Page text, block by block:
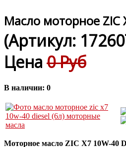
Масло моторное ZIC
(Артикул:
Цена 0 Руб
В наличии: 0
Моторное масло ZIC X7 10W-40